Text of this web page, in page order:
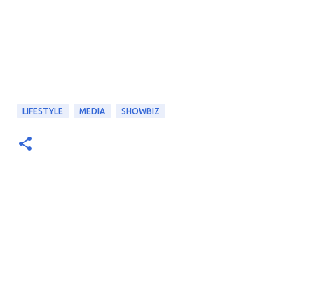
LIFESTYLE MEDIA SHOWBIZ